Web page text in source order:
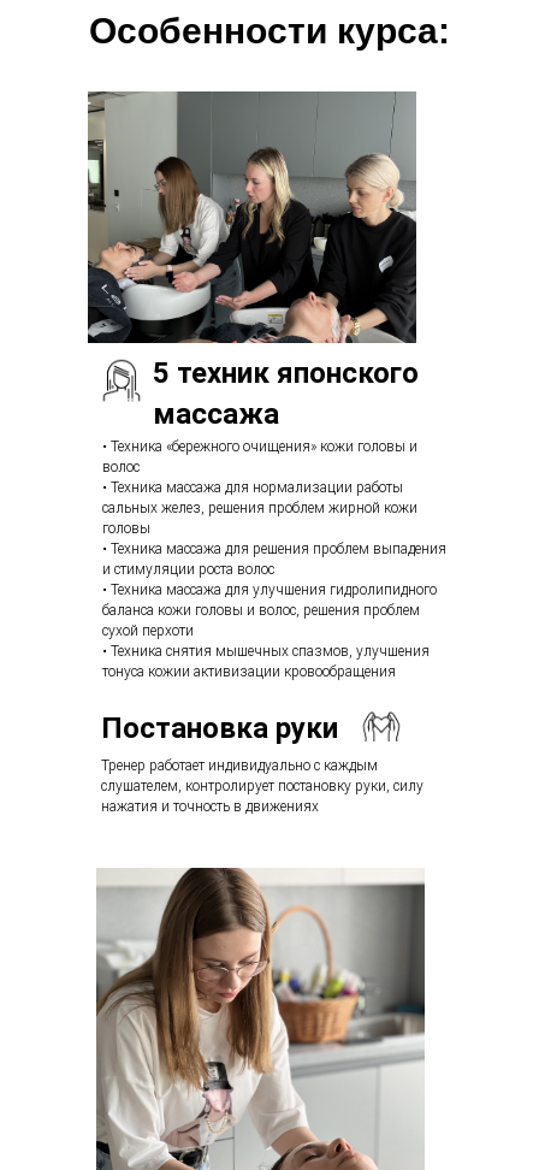
• Техника «бережного очищения» кожи головы и
волос
• Техника массажа для нормализации работы
сальных желез, решения проблем жирной кожи
головы
• Техника массажа для решения проблем выпадения
и стимуляции роста волос
• Техника массажа для улучшения гидролипидного
баланса кожи головы и волос, решения проблем
сухой перхоти
• Техника снятия мышечных спазмов, улучшения
тонуса кожии активизации кровообращения
Тренер работает индивидуально с каждым
слушателем, контролирует постановку руки, силу
нажатия и точность в движениях
5 техник японского
массажа
Постановка руки
Особенности курса: